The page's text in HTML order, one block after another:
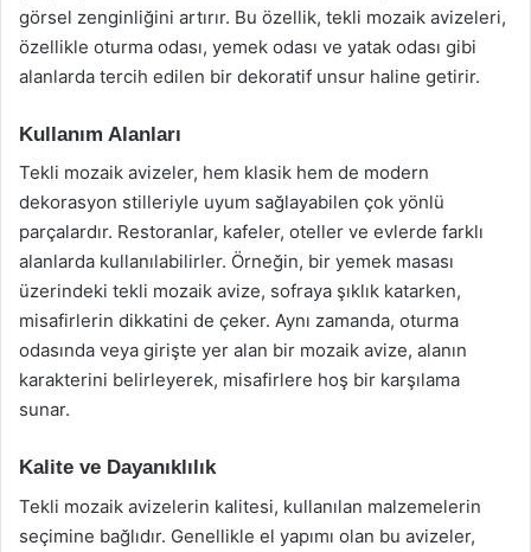
görsel zenginliğini artırır. Bu özellik, tekli mozaik avizeleri,
özellikle oturma odası, yemek odası ve yatak odası gibi
alanlarda tercih edilen bir dekoratif unsur haline getirir.
Kullanım Alanları
Tekli mozaik avizeler, hem klasik hem de modern
dekorasyon stilleriyle uyum sağlayabilen çok yönlü
parçalardır. Restoranlar, kafeler, oteller ve evlerde farklı
alanlarda kullanılabilirler. Örneğin, bir yemek masası
üzerindeki tekli mozaik avize, sofraya şıklık katarken,
misafirlerin dikkatini de çeker. Aynı zamanda, oturma
odasında veya girişte yer alan bir mozaik avize, alanın
karakterini belirleyerek, misafirlere hoş bir karşılama
sunar.
Kalite ve Dayanıklılık
Tekli mozaik avizelerin kalitesi, kullanılan malzemelerin
seçimine bağlıdır. Genellikle el yapımı olan bu avizeler,